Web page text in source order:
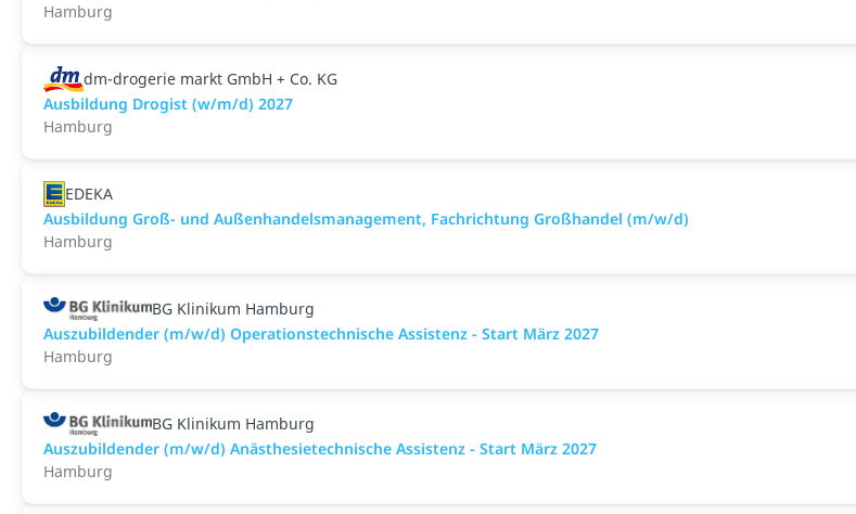
Hamburg
dm-drogerie markt GmbH + Co. KG
Ausbildung Drogist (w/m/d) 2027
Hamburg
EDEKA
Ausbildung Groß- und Außenhandelsmanagement, Fachrichtung Großhandel (m/w/d)
Hamburg
BG Klinikum Hamburg
Auszubildender (m/w/d) Operationstechnische Assistenz - Start März 2027
Hamburg
BG Klinikum Hamburg
Auszubildender (m/w/d) Anästhesietechnische Assistenz - Start März 2027
Hamburg